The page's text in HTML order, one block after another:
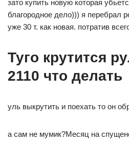
зато купить новую которая
благородное дело))) я перебрал
уже 30 т. как новая. потратив
Туго крутится
2110 что делать
уль выкрутить и поехать то он
а сам не мумик?Месяц на